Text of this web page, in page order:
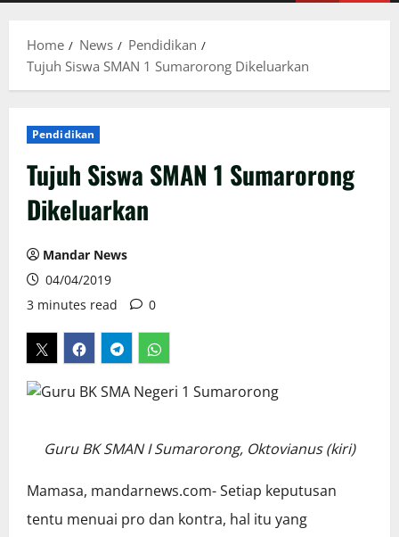
Home News
Pendidikan
Tujuh Siswa SMAN 1 Sumarorong Dikeluarkan
Pendidikan
Tujuh Siswa SMAN 1 Sumarorong
Dikeluarkan
Mandar News
04/04/2019
3 minutes read
0
Guru BK SMAN I Sumarorong, Oktovianus (kiri)
Mamasa, mandarnews.com- Setiap keputusan
tentu menuai pro dan kontra, hal itu yang